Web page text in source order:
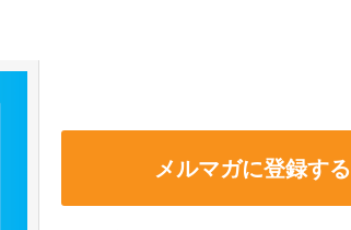
メルマガに登録する